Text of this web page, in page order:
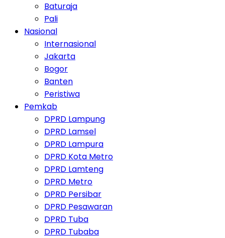
Baturaja
Pali
Nasional
Internasional
Jakarta
Bogor
Banten
Peristiwa
Pemkab
DPRD Lampung
DPRD Lamsel
DPRD Lampura
DPRD Kota Metro
DPRD Lamteng
DPRD Metro
DPRD Persibar
DPRD Pesawaran
DPRD Tuba
DPRD Tubaba